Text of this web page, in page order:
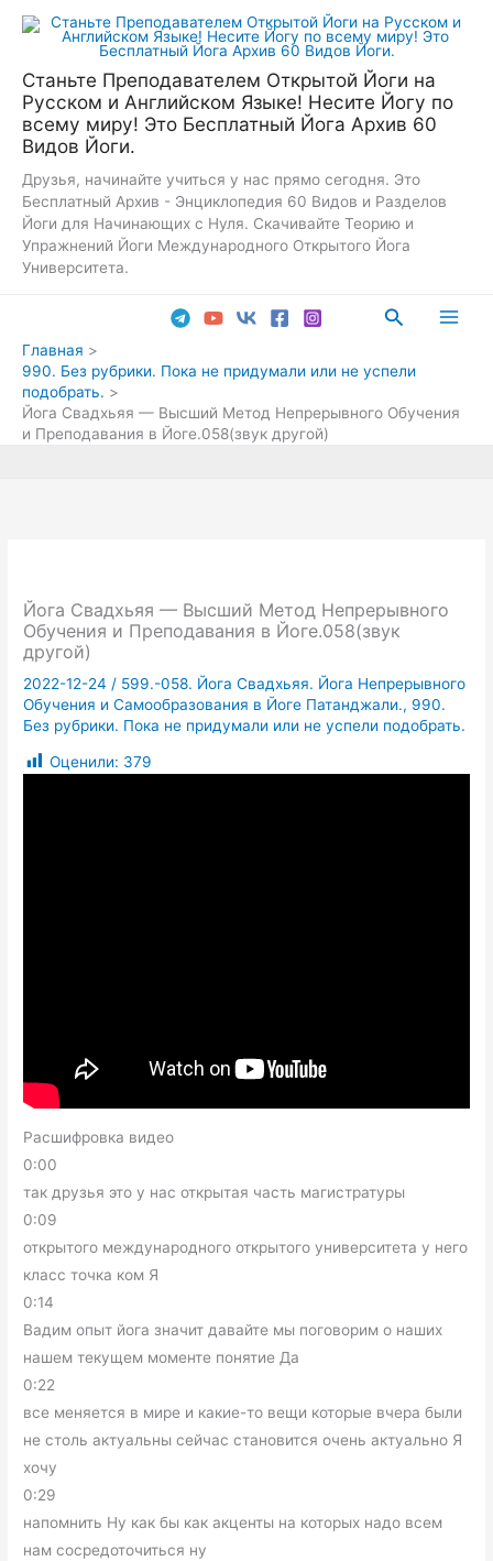
Перейти
Станьте Преподавателем Открытой Йоги на
Русском и Английском Языке! Несите Йогу по
всему миру! Это Бесплатный Йога Архив 60
Видов Йоги.
Друзья, начинайте учиться у нас прямо сегодня. Это
Бесплатный Архив - Энциклопедия 60 Видов и Разделов
Йоги для Начинающих с Нуля. Скачивайте Теорию и
Упражнений Йоги Международного Открытого Йога
Университета.
Поиск
Главная
990. Без рубрики. Пока не придумали или не успели
подобрать.
Йога Свадхьяя — Высший Метод Непрерывного Обучения
и Преподавания в Йоге.058(звук другой)
Йога Свадхьяя — Высший Метод Непрерывного
Обучения и Преподавания в Йоге.058(звук
другой)
2022-12-24 / 599.-058. Йога Свадхьяя. Йога Непрерывного
Обучения и Самообразования в Йоге Патанджали., 990.
Без рубрики. Пока не придумали или не успели подобрать.
Оценили: 379
Расшифровка видео
0:00
так друзья это у нас открытая часть магистратуры
0:09
открытого международного открытого университета у него
класс точка ком Я
0:14
Вадим опыт йога значит давайте мы поговорим о наших
нашем текущем моменте понятие Да
0:22
все меняется в мире и какие-то вещи которые вчера были
не столь актуальны сейчас становится очень актуально Я
хочу
0:29
напомнить Ну как бы как акценты на которых надо всем
нам сосредоточиться ну